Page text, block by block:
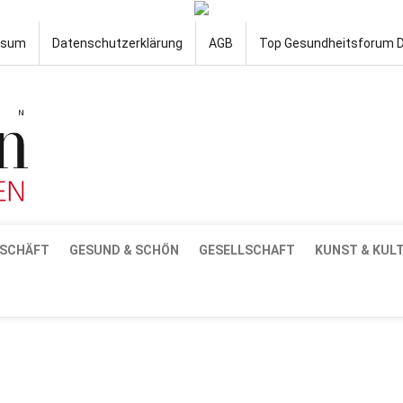
Datenschutzerklärung AGB Top Gesundheitsforum
GESUND & SCHÖN GESELLSCHAFT KUNST &